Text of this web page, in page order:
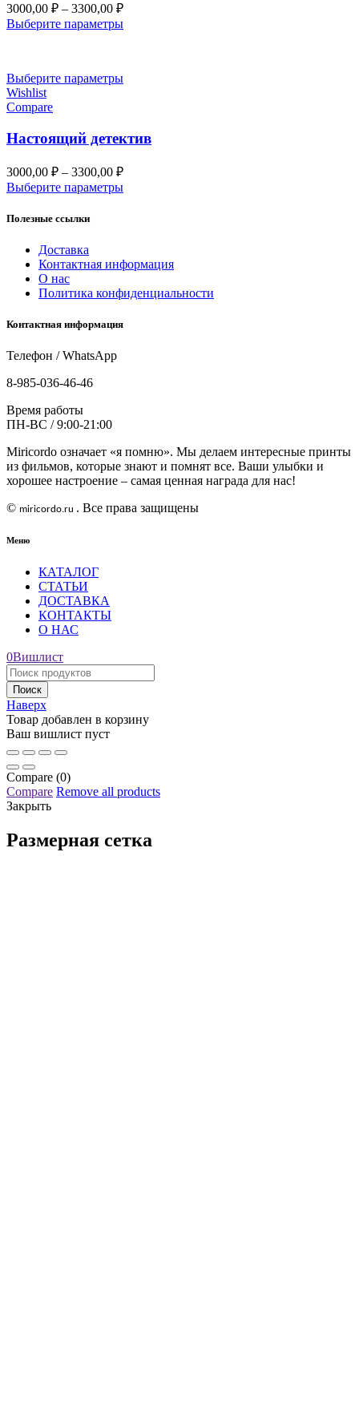
3000,00 ₽ – 3300,00 ₽Диапазон
цен:
Выберите параметры
Выберите параметры
Wishlist
Compare
Настоящий детектив
3000,00 ₽ – 3300,00 ₽Диапазон
цен:
Выберите параметры
Полезные ссылки
Доставка
Контактная информация
О нас
Политика конфиденциальности
Контактная информация
Телефон / WhatsApp
8-985-036-46-46
Время работы
ПН-ВС / 9:00-21:00
Miricordo означает «я помню». Мы делаем интересные принты
из фильмов, которые знают и помнят все. Ваши улыбки и
хорошее настроение – самая ценная награда для нас!
© miricordo.ru . Все права защищены
Меню
КАТАЛОГ
СТАТЬИ
ДОСТАВКА
КОНТАКТЫ
О НАС
0Вишлист
Наверх
Товар добавлен в корзину
Ваш вишлист пуст
Compare (0)
Compare Remove all products
Закрыть
Размерная сетка